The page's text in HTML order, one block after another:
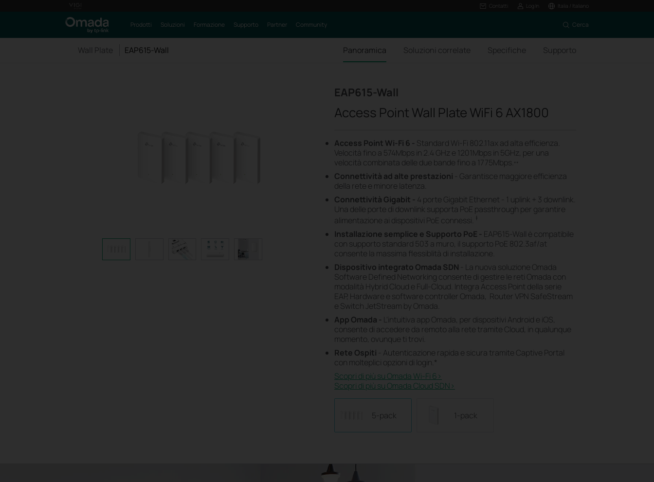
Contatti Log In Italia / Italiano
Prodotti Soluzioni Formazione Supporto Partner Community Cerca
Wall Plate EAP615-Wall Panoramica Soluzioni correlate Specifiche Supporto
EAP615-Wall
Access Point Wall Plate WiFi 6 AX1800
Access Point Wi-Fi 6 - Standard Wi-Fi 802.11ax ad alta efficienza.
Velocità fino a 574Mbps in 2.4 GHz e 1201Mbps in 5GHz, per una
velocità combinata delle due bande fino a 1775Mbps. **
Connettività ad alte prestazioni - Garantisce maggiore efficienza
della rete e minore latenza.
Connettività Gigabit - 4 porte Gigabit Ethernet - 1 uplink + 3 downlink.
Una delle porte di downlink supporta PoE passthrough per garantire
alimentazione ai dispositivi PoE connessi.
‡
Installazione semplice e Supporto PoE - EAP615-Wall è compatibile
con supporto standard 503 a muro, il supporto PoE 802.3af/at
consente la massima flessiblità di installazione.
Dispositivo integrato Omada SDN - La nuova soluzione Omada
Software Defined Networking consente di gestire le reti Omada con
modalità Hybrid Cloud e Full-Cloud. Integra Access Point della serie
EAP, Hardware e software controller Omada, Router VPN SafeStream
e Switch JetStream by Omada.
App Omada - L'intuitiva app Omada, per dispositivi Android e iOS,
consente di accedere da remoto alla rete tramite Cloud, in qualunque
momento, ovunque ti trovi.
Rete Ospiti
- Autenticazione rapida e sicura tramite Captive Portal
con molteplici opzioni di login. *
Scopri di più su Omada Wi-Fi 6>​
Scopri di più su Omada Cloud SDN>​
5-pack 1-pack